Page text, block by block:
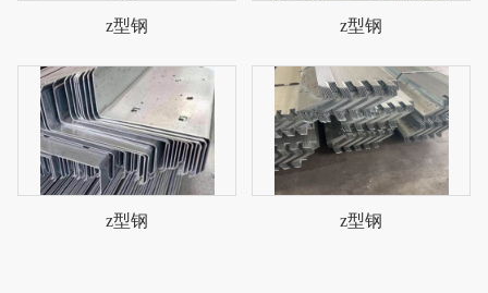
z型钢 z型钢
z型钢 z型钢